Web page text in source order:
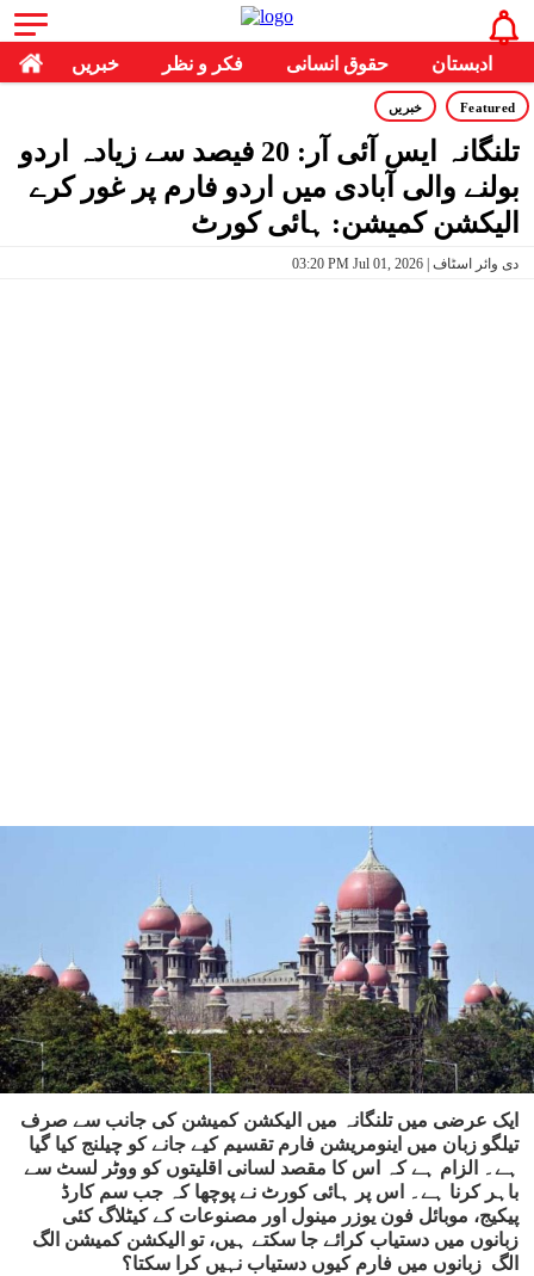
خبریں فکر و نظر حقوق انسانی ادبستان
Featured خبریں
تلنگانہ ایس آئی آر: 20 فیصد سے زیادہ اردو
بولنے والی آبادی میں اردو فارم پر غور کرے
الیکشن کمیشن: ہائی کورٹ
03:20 PM Jul 01, 2026 | دی وائر اسٹاف
ایک عرضی میں تلنگانہ میں الیکشن کمیشن کی جانب سے صرف
تیلگو زبان میں اینومریشن فارم تقسیم کیے جانے کو چیلنج کیا گیا
ہے۔ الزام ہے کہ اس کا مقصد لسانی اقلیتوں کو ووٹر لسٹ سے
باہر کرنا ہے۔ اس پر ہائی کورٹ نے پوچھا کہ جب سم کارڈ
پیکیج، موبائل فون یوزر مینول اور مصنوعات کے کیٹلاگ کئی
زبانوں میں دستیاب کرائے جا سکتے ہیں، تو الیکشن کمیشن الگ
الگ زبانوں میں فارم کیوں دستیاب نہیں کرا سکتا؟